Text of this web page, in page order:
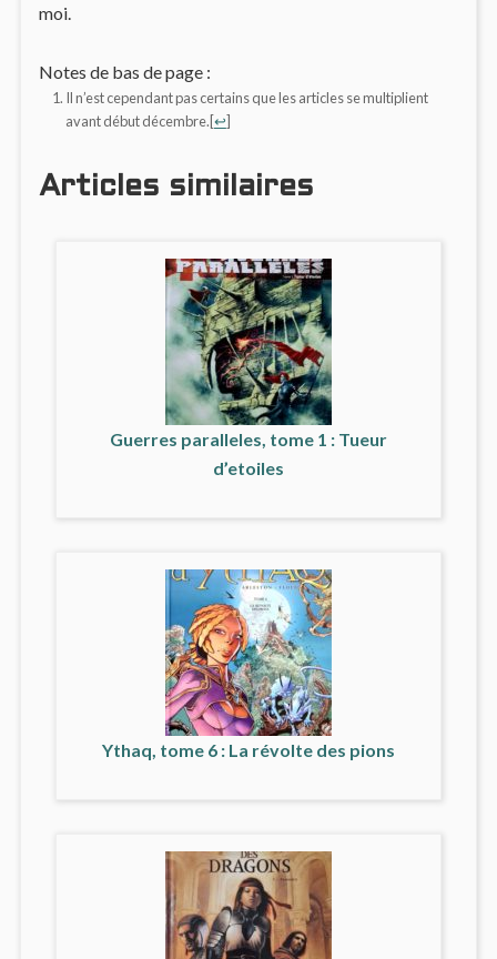
moi.
Notes de bas de page :
Il n’est cependant pas certains que les articles se multiplient
avant début décembre.[↩]
Articles similaires
Guerres paralleles, tome 1 : Tueur
d’etoiles
Ythaq, tome 6 : La révolte des pions